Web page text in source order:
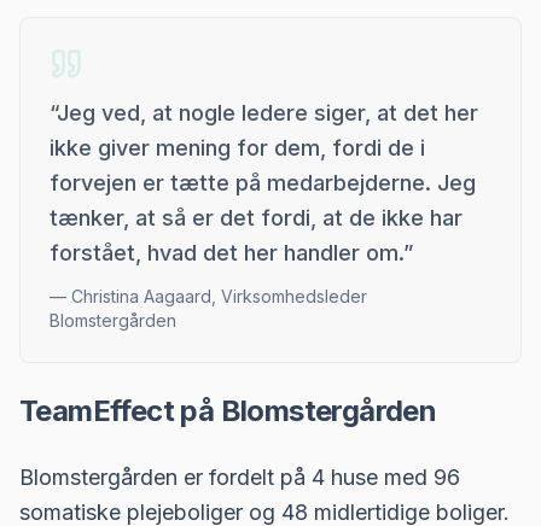
“Jeg ved, at nogle ledere siger, at det her
ikke giver mening for dem, fordi de i
forvejen er tætte på medarbejderne. Jeg
tænker, at så er det fordi, at de ikke har
forstået, hvad det her handler om.”
— Christina Aagaard, Virksomhedsleder
Blomstergården
TeamEffect på Blomstergården
Blomstergården er fordelt på 4 huse med 96
somatiske plejeboliger og 48 midlertidige boliger.